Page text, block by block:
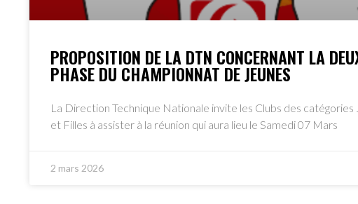
PROPOSITION DE LA DTN CONCERNANT LA
PHASE DU CHAMPIONNAT DE JEUNES
La Direction Technique Nationale invite les Clubs des catégories
et Filles à assister à la réunion qui aura lieu le Samedi 07 Mars
2 mars 2026